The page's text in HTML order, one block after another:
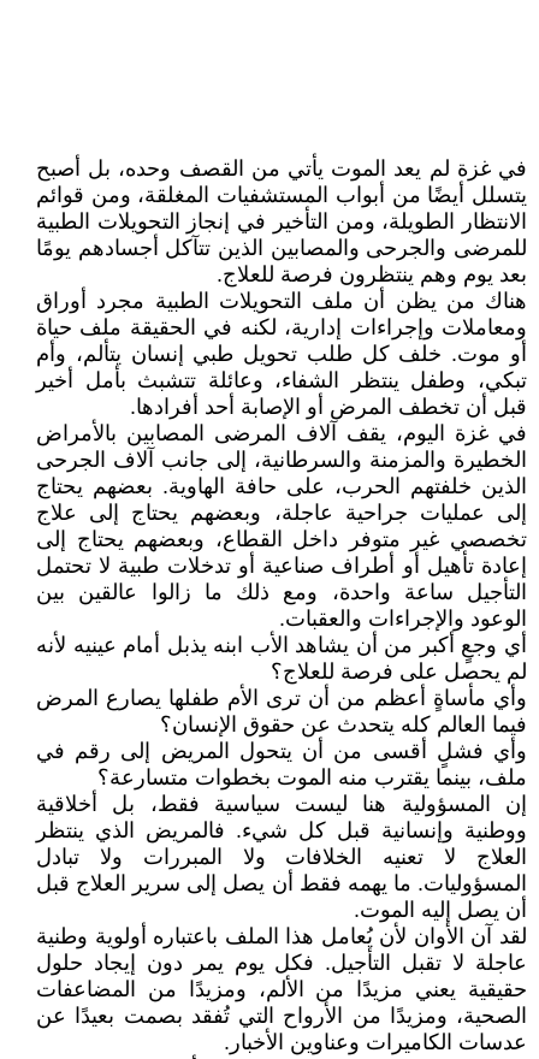
في غزة لم يعد الموت يأتي من القصف وحده، بل أصبح
يتسلل أيضًا من أبواب المستشفيات المغلقة، ومن قوائم
الانتظار الطويلة، ومن التأخير في إنجاز التحويلات الطبية
للمرضى والجرحى والمصابين الذين تتآكل أجسادهم يومًا
بعد يوم وهم ينتظرون فرصة للعلاج.
هناك من يظن أن ملف التحويلات الطبية مجرد أوراق
ومعاملات وإجراءات إدارية، لكنه في الحقيقة ملف حياة
أو موت. خلف كل طلب تحويل طبي إنسان يتألم، وأم
تبكي، وطفل ينتظر الشفاء، وعائلة تتشبث بأمل أخير
قبل أن تخطف المرض أو الإصابة أحد أفرادها.
في غزة اليوم، يقف آلاف المرضى المصابين بالأمراض
الخطيرة والمزمنة والسرطانية، إلى جانب آلاف الجرحى
الذين خلفتهم الحرب، على حافة الهاوية. بعضهم يحتاج
إلى عمليات جراحية عاجلة، وبعضهم يحتاج إلى علاج
تخصصي غير متوفر داخل القطاع، وبعضهم يحتاج إلى
إعادة تأهيل أو أطراف صناعية أو تدخلات طبية لا تحتمل
التأجيل ساعة واحدة، ومع ذلك ما زالوا عالقين بين
الوعود والإجراءات والعقبات.
أي وجعٍ أكبر من أن يشاهد الأب ابنه يذبل أمام عينيه لأنه
لم يحصل على فرصة للعلاج؟
وأي مأساةٍ أعظم من أن ترى الأم طفلها يصارع المرض
فيما العالم كله يتحدث عن حقوق الإنسان؟
وأي فشلٍ أقسى من أن يتحول المريض إلى رقم في
ملف، بينما يقترب منه الموت بخطوات متسارعة؟
إن المسؤولية هنا ليست سياسية فقط، بل أخلاقية
ووطنية وإنسانية قبل كل شيء. فالمريض الذي ينتظر
العلاج لا تعنيه الخلافات ولا المبررات ولا تبادل
المسؤوليات. ما يهمه فقط أن يصل إلى سرير العلاج قبل
أن يصل إليه الموت.
لقد آن الأوان لأن يُعامل هذا الملف باعتباره أولوية وطنية
عاجلة لا تقبل التأجيل. فكل يوم يمر دون إيجاد حلول
حقيقية يعني مزيدًا من الألم، ومزيدًا من المضاعفات
الصحية، ومزيدًا من الأرواح التي تُفقد بصمت بعيدًا عن
عدسات الكاميرات وعناوين الأخبار.